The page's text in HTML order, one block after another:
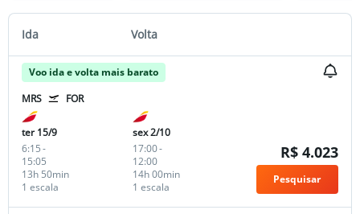
Ida Volta
Voo ida e volta mais barato
MRS
FOR
ter 15/9
6:15-
15:05
1 escala
13h 50min
sex 2/10
17:00-
12:00
1 escala
14h 00min
R$ 4.023
Pesquisar